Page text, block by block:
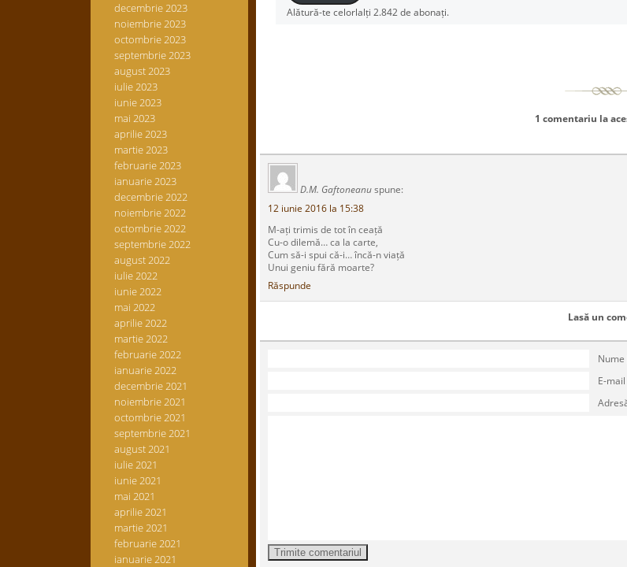
decembrie 2023
noiembrie 2023
octombrie 2023
septembrie 2023
august 2023
iulie 2023
iunie 2023
mai 2023
aprilie 2023
martie 2023
februarie 2023
ianuarie 2023
decembrie 2022
noiembrie 2022
octombrie 2022
septembrie 2022
august 2022
iulie 2022
iunie 2022
mai 2022
aprilie 2022
martie 2022
februarie 2022
ianuarie 2022
decembrie 2021
noiembrie 2021
octombrie 2021
septembrie 2021
august 2021
iulie 2021
iunie 2021
mai 2021
aprilie 2021
martie 2021
februarie 2021
ianuarie 2021
Alătură-te celorlalți 2.842 de abonați.
1 comentariu la
D.M. Gaftoneanu spune:
12 iunie 2016 la 15:38
M-ați trimis de tot în ceață
Cu-o dilemă… ca la carte,
Cum să-i spui că-i… încă-n viață
Unui geniu fără moarte?
Răspunde
Lasă un
E-